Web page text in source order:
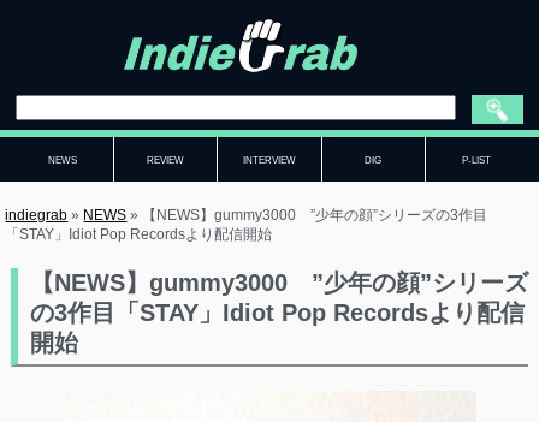
NEWS REVIEW INTERVIEW DIG P-LIST
indiegrab » NEWS »
【NEWS】gummy3000 ”少年の顔”シリーズの3作目
「STAY」Idiot Pop Recordsより配信開始
【NEWS】gummy3000 ”少年の顔”シリーズ
の3作目「STAY」Idiot Pop Recordsより配信
開始